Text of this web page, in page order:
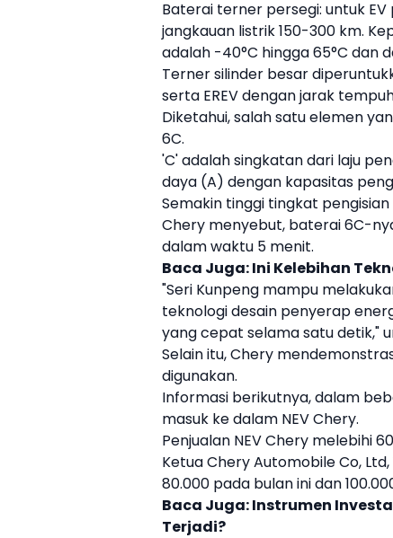
Baterai terner persegi: untuk EV
jangkauan listrik 150-300 km.
adalah -40°C hingga 65°C dan
Terner silinder besar
serta EREVdengan jarak
Diketahui, salah satu elemen
6C.
'C' adalah singkatan dari laju
daya (A) dengan kapasitas
Semakin tinggi tingkat
Chery menyebut, baterai 6C-
dalam waktu 5 menit.
Baca Juga:Ini Kelebihan
"Seri Kunpeng mampu
teknologi desain penyerap
yang cepat selama satu detik,"
Selain itu,Chery
digunakan.
Informasi berikutnya, dalam
masuk ke dalam NEVChery.
Penjualan NEVChery melebihi
KetuaCheryAutomobile Co,
80.000 pada bulan ini dan
Baca Juga:Instrumen
Terjadi?